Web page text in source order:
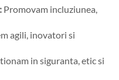
Promovam incluziunea,
agili, inovatori si
in siguranta, etic si